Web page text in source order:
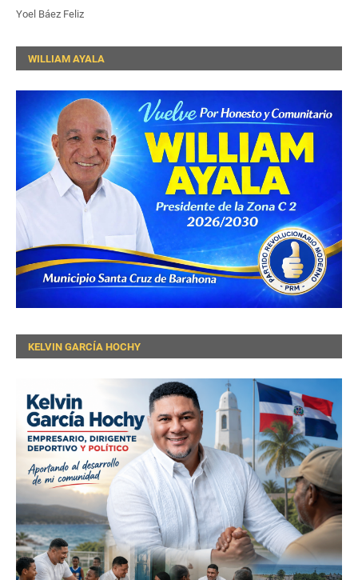
Yoel Báez Feliz
WILLIAM AYALA
KELVIN GARCÍA HOCHY